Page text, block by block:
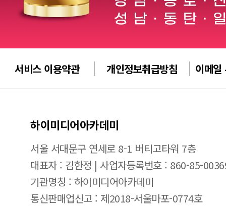
서비스 이용약관 개인정보취급방침 이메일
하이미디어아카데미
서울 서대문구 연세로 8-1 버티고타워 7층
대표자 : 김한정 | 사업자등록번호 : 860-85-
기관명칭 : 하이미디어아카데미
통신판매업신고 : 제2018-서울마포-0774호